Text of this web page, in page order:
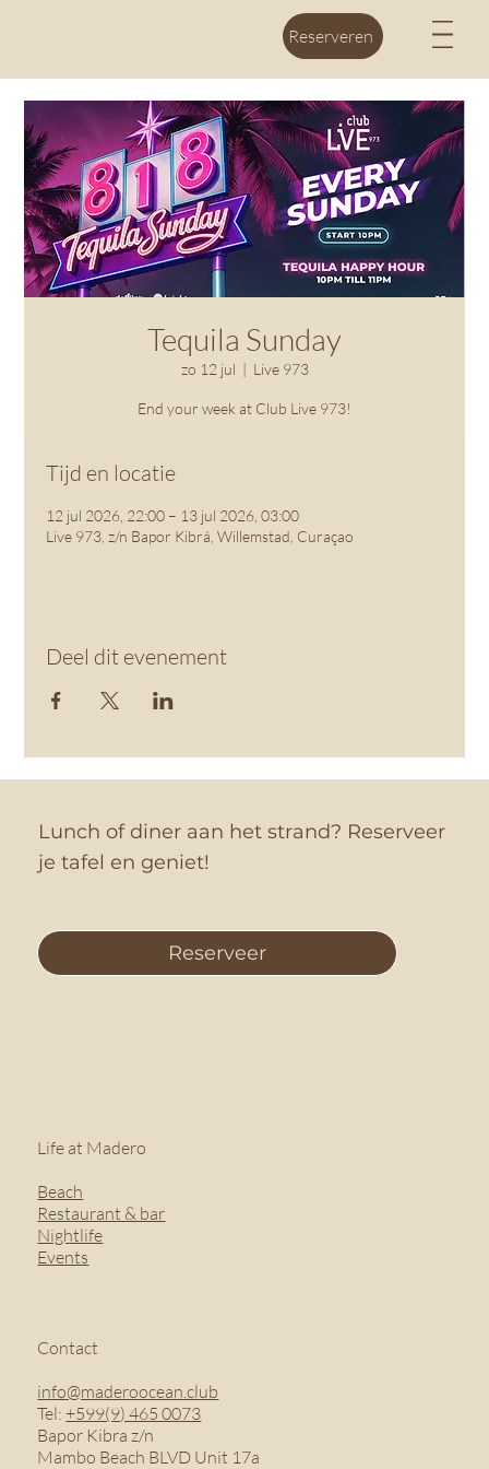
Reserveren
Tequila Sunday
zo 12 jul
  |
Live 973
End your week at Club Live 973!
Tijd en locatie
12 jul 2026, 22:00 – 13 jul 2026, 03:00
Live 973, z/n Bapor Kibrá, Willemstad, Curaçao
Deel dit evenement
Lunch of diner aan het strand? Reserveer
je tafel en geniet!
Reserveer
Life at Madero
Beach
Restaurant & bar
Nightlife
Events
Contact
info@maderoocean.club
Tel: +599(9) 465 0073
Bapor Kibra z/n
Mambo Beach BLVD Unit 17a